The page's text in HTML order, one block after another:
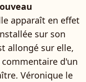
apparaît en effet
sur son
allongé sur elle,
d'un
Véronique le